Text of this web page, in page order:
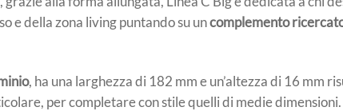
e della zona living puntando su uncomplemento
, ha una larghezza di 182 mm e un’altezza di 16 mm
per completare con stile quelli di medie dimensioni.